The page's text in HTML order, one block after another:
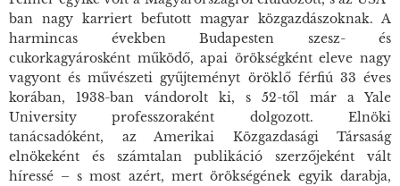
ban nagy karriert befutott magyar közgazdászoknak. A
harmincas években Budapesten szesz- és
cukorkagyárosként működő, apai örökségként eleve nagy
vagyont és művészeti gyűjteményt öröklő férfiú 33 éves
korában, 1938-ban vándorolt ki, s 52-től már a Yale
University professzoraként dolgozott. Elnöki
tanácsadóként, az Amerikai Közgazdasági Társaság
elnökeként és számtalan publikáció szerzőjeként vált
híressé – s most azért, mert örökségének egyik darabja,